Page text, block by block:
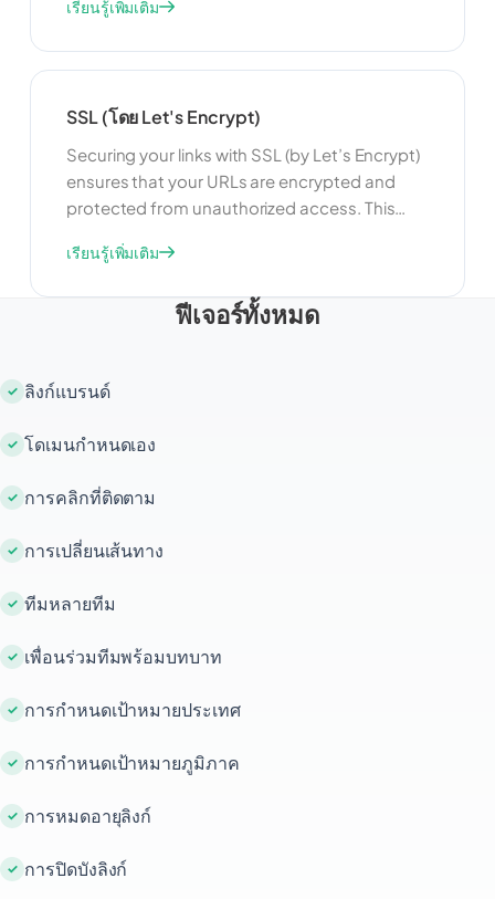
issues. By complying with GDPR, you can
are transparent, secure, and respectful of
เรียนรู้เพิ่มเติม
SSL (โดย Let's Encrypt)
Securing your links with SSL (by Let’s Encrypt)
ensures that your URLs are encrypted and
protected from unauthorized access. This
and security. By using SSL, you can build trust
protected when they access your links.
เรียนรู้เพิ่มเติม
ฟีเจอร์ทั้งหมด
ลิงก์แบรนด์
โดเมนกำหนดเอง
การคลิกที่ติดตาม
การเปลี่ยนเส้นทาง
ทีมหลายทีม
เพื่อนร่วมทีมพร้อมบทบาท
การกำหนดเป้าหมายประเทศ
การกำหนดเป้าหมายภูมิภาค
การหมดอายุลิงก์
การปิดบังลิงก์